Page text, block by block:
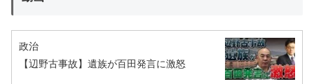
政治
【辺野古事故】遺族が百田発言に激怒